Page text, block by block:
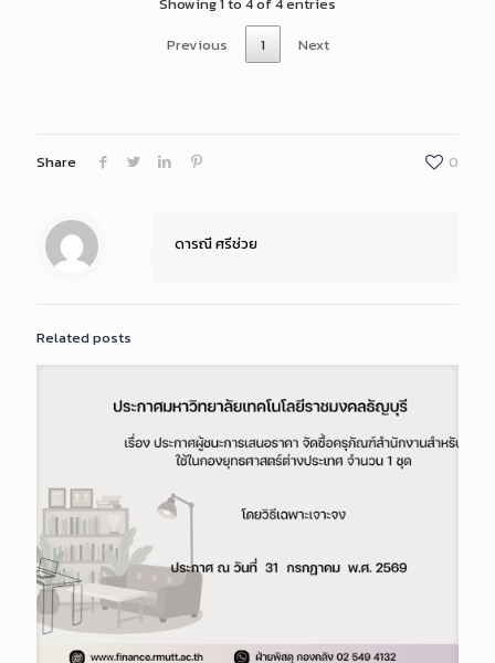
Showing 1 to 4 of 4 entries
Previous
1 Next
Share 0
ดารณี ศรีช่วย
Related posts